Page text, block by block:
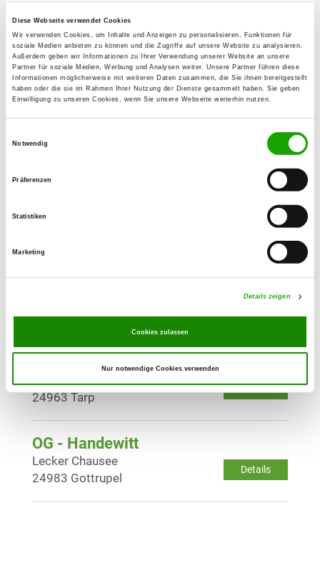
Diese Webseite verwendet Cookies
Wir verwenden Cookies, um Inhalte und Anzeigen zu personalisieren, Funktionen für
soziale Medien anbieten zu können und die Zugriffe auf unsere Website zu analysieren.
Außerdem geben wir Informationen zu Ihrer Verwendung unserer Website an unsere
Partner für soziale Medien, Werbung und Analysen weiter. Unsere Partner führen diese
Informationen möglicherweise mit weiteren Daten zusammen, die Sie ihnen bereitgestellt
haben oder die sie im Rahmen Ihrer Nutzung der Dienste gesammelt haben. Sie geben
Einwilligung zu unseren Cookies, wenn Sie unsere Webseite weiterhin nutzen.
Notwendig
Präferenzen
Statistiken
Marketing
Details zeigen
Cookies zulassen
Nur notwendige Cookies verwenden
OG - Kappeln/Schlei
Details
Nordstrasse
24376 Kappeln/Schlei
OG - Pahlen
Details
Höchster Berg 7a
Details
Duvenstedter Weg
OG - Schleswig u. Umgebung e.V.
24837 Schleswig
OG - Tüdal
Details
Keelbeker Str. 14
24963 Tarp
OG - Handewitt
Details
Lecker Chausee
24983 Gottrupel